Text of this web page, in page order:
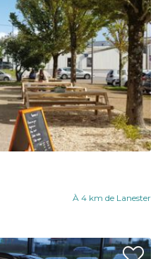
À 4 km de Lanester